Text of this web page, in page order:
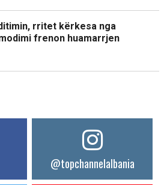
rritet kërkesa nga
frenon huamarrjen
@topchannelalbania